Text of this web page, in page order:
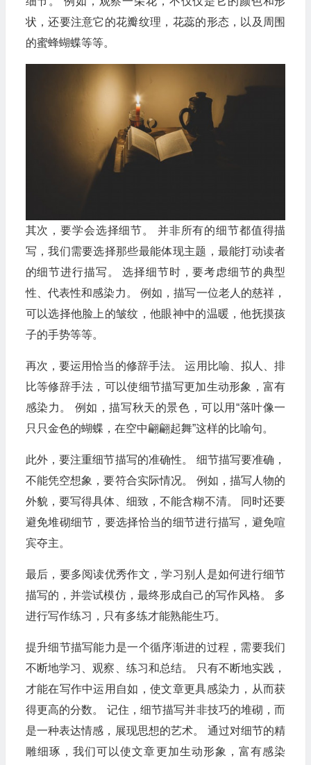
状，还要注意它的花瓣纹理，花蕊的形态，以及周围
的蜜蜂蝴蝶等等。
其次，要学会选择细节。 并非所有的细节都值得描
写，我们需要选择那些最能体现主题，最能打动读者
的细节进行描写。 选择细节时，要考虑细节的典型
性、代表性和感染力。 例如，描写一位老人的慈祥，
可以选择他脸上的皱纹，他眼神中的温暖，他抚摸孩
子的手势等等。
再次，要运用恰当的修辞手法。 运用比喻、拟人、排
比等修辞手法，可以使细节描写更加生动形象，富有
感染力。 例如，描写秋天的景色，可以用“落叶像一
只只金色的蝴蝶，在空中翩翩起舞”这样的比喻句。
此外，要注重细节描写的准确性。 细节描写要准确，
不能凭空想象，要符合实际情况。 例如，描写人物的
外貌，要写得具体、细致，不能含糊不清。 同时还要
避免堆砌细节，要选择恰当的细节进行描写，避免喧
宾夺主。
最后，要多阅读优秀作文，学习别人是如何进行细节
描写的，并尝试模仿，最终形成自己的写作风格。 多
进行写作练习，只有多练才能熟能生巧。
提升细节描写能力是一个循序渐进的过程，需要我们
不断地学习、观察、练习和总结。 只有不断地实践，
才能在写作中运用自如，使文章更具感染力，从而获
得更高的分数。 记住，细节描写并非技巧的堆砌，而
是一种表达情感，展现思想的艺术。 通过对细节的精
雕细琢，我们可以使文章更加生动形象，富有感染